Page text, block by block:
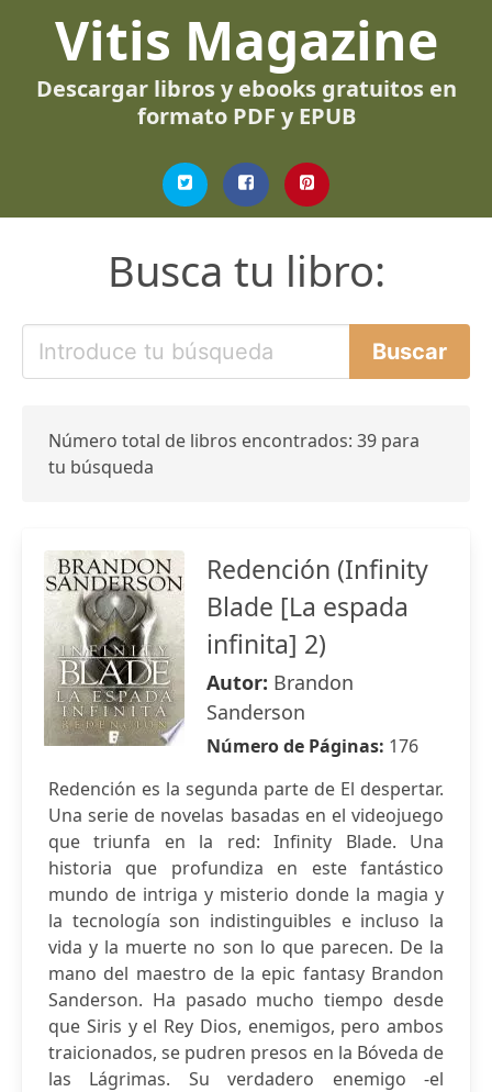
Vitis Magazine
Descargar libros y ebooks gratuitos en
formato PDF y EPUB
Busca tu libro:
Número total de libros encontrados: 39 para
tu búsqueda
Redención (Infinity
Blade [La espada
infinita] 2)
Autor: Brandon
Sanderson
Número de Páginas: 176
Redención es la segunda parte de El despertar.
Una serie de novelas basadas en el videojuego
que triunfa en la red: Infinity Blade. Una
historia que profundiza en este fantástico
mundo de intriga y misterio donde la magia y
la tecnología son indistinguibles e incluso la
vida y la muerte no son lo que parecen. De la
mano del maestro de la epic fantasy Brandon
Sanderson. Ha pasado mucho tiempo desde
que Siris y el Rey Dios, enemigos, pero ambos
traicionados, se pudren presos en la Bóveda de
las Lágrimas. Su verdadero enemigo -el